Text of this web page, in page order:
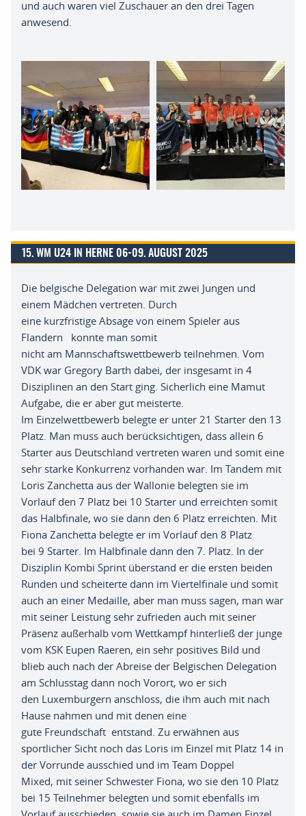
und auch waren viel Zuschauer an den drei Tagen
anwesend.
15. WM U24 IN HERNE 06-09. AUGUST 2025
Die belgische Delegation war mit zwei Jungen und
einem Mädchen vertreten. Durch
eine kurzfristige Absage von einem Spieler aus
Flandern konnte man somit
nicht am Mannschaftswettbewerb teilnehmen. Vom
VDK war Gregory Barth dabei, der insgesamt in 4
Disziplinen an den Start ging. Sicherlich eine Mamut
Aufgabe, die er aber gut meisterte.
Im Einzelwettbewerb belegte er unter 21 Starter den 13
Platz. Man muss auch berücksichtigen, dass allein 6
Starter aus Deutschland vertreten waren und somit eine
sehr starke Konkurrenz vorhanden war. Im Tandem mit
Loris Zanchetta aus der Wallonie belegten sie im
Vorlauf den 7 Platz bei 10 Starter und erreichten somit
das Halbfinale, wo sie dann den 6 Platz erreichten. Mit
Fiona Zanchetta belegte er im Vorlauf den 8 Platz
bei 9 Starter. Im Halbfinale dann den 7. Platz. In der
Disziplin Kombi Sprint überstand er die ersten beiden
Runden und scheiterte dann im Viertelfinale und somit
auch an einer Medaille, aber man muss sagen, man war
mit seiner Leistung sehr zufrieden auch mit seiner
Präsenz außerhalb vom Wettkampf hinterließ der junge
vom KSK Eupen Raeren, ein sehr positives Bild und
blieb auch nach der Abreise der Belgischen Delegation
am Schlusstag dann noch Vorort, wo er sich
den Luxemburgern anschloss, die ihm auch mit nach
Hause nahmen und mit denen eine
gute Freundschaft entstand. Zu erwähnen aus
sportlicher Sicht noch das Loris im Einzel mit Platz 14 in
der Vorrunde ausschied und im Team Doppel
Mixed, mit seiner Schwester Fiona, wo sie den 10 Platz
bei 15 Teilnehmer belegten und somit ebenfalls im